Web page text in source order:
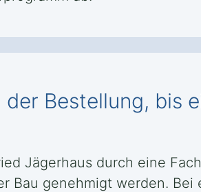
Bestellung, bis
Jägerhaus durch eine
Bau genehmigt werden.